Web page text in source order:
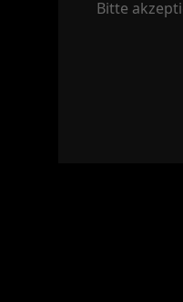
Bitte